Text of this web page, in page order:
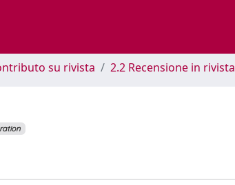
su rivista 2.2 Recensione in rivista